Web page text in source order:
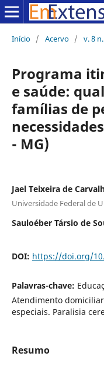
Início / Acervo / v. 8
Programa
e saúde:
famílias de
- MG)
Jael Teixeira de
Universidade Federal de
Sauloéber Társio de
DOI: https://doi.org/
Palavras-chave:
Atendimento
especiais. Paralisia
Resumo